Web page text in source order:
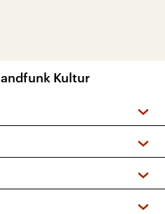
Kultur
DAB+)